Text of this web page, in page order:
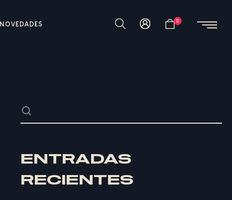
NOVEDADES 0
ENTRADAS
RECIENTES